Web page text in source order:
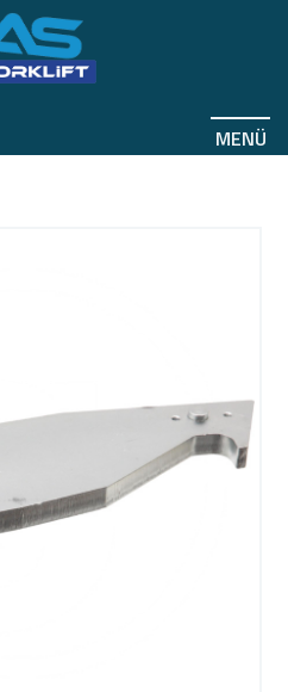
MENÜ